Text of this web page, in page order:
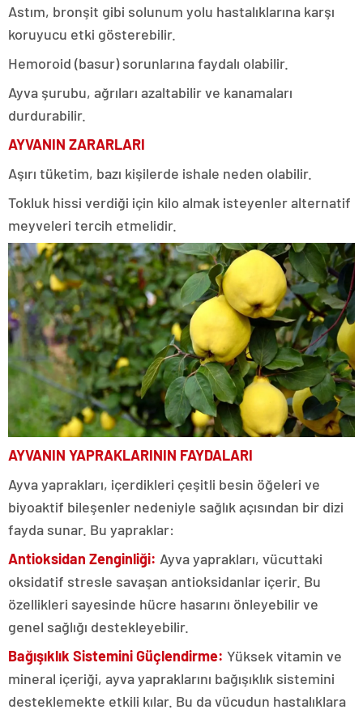
Astım, bronşit gibi solunum yolu hastalıklarına karşı
koruyucu etki gösterebilir.
Hemoroid (basur) sorunlarına faydalı olabilir.
Ayva şurubu, ağrıları azaltabilir ve kanamaları
durdurabilir.
AYVANIN ZARARLARI
Aşırı tüketim, bazı kişilerde ishale neden olabilir.
Tokluk hissi verdiği için kilo almak isteyenler alternatif
meyveleri tercih etmelidir.
AYVANIN YAPRAKLARININ FAYDALARI
Ayva yaprakları, içerdikleri çeşitli besin öğeleri ve
biyoaktif bileşenler nedeniyle sağlık açısından bir dizi
fayda sunar. Bu yapraklar:
Antioksidan Zenginliği: Ayva yaprakları, vücuttaki
oksidatif stresle savaşan antioksidanlar içerir. Bu
özellikleri sayesinde hücre hasarını önleyebilir ve
genel sağlığı destekleyebilir.
Bağışıklık Sistemini Güçlendirme: Yüksek vitamin ve
mineral içeriği, ayva yapraklarını bağışıklık sistemini
desteklemekte etkili kılar. Bu da vücudun hastalıklara